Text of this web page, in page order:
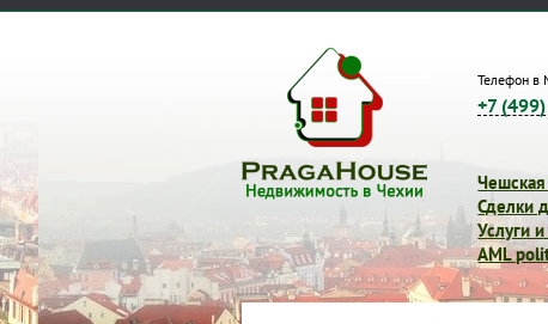
Телефон в
+7
Сделки
Услуги
AML